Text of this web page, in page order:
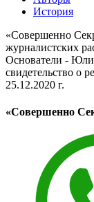
История
«Совершенно
журналистских
Основатели -
свидетельство о
25.12.2020 г.
«Совершенно